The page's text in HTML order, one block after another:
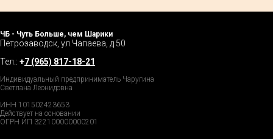
ЧБ - Чуть Больше, чем Шарики
Петрозаводск, ул.Чапаева, д.50
Тел.: +7 (965) 817-18-21
Индивидуальный предприниматель Чаругина
Светлана Леонидовна
ИНН 101502423653
Действует на основании
ОГРН ИП 322100000000201